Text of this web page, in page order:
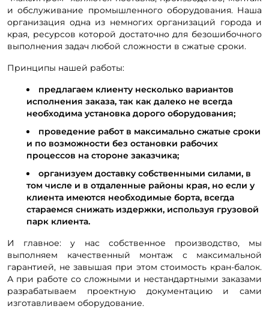
и обслуживание промышленного оборудования. Наша
организация одна из немногих организаций города и
края, ресурсов которой достаточно для безошибочного
выполнения задач любой сложности в сжатые сроки.
Принципы нашей работы:
предлагаем клиенту несколько вариантов
исполнения заказа, так как далеко не всегда
необходима установка дорого оборудования;
проведение работ в максимально сжатые сроки
и по возможности без остановки рабочих
процессов на стороне заказчика;
организуем доставку собственными силами, в
том числе и в отдаленные районы края, но если у
клиента имеются необходимые борта, всегда
стараемся снижать издержки, используя грузовой
парк клиента.
И главное: у нас собственное производство, мы
выполняем качественный монтаж с максимальной
гарантией, не завышая при этом стоимость кран-балок.
А при работе со сложными и нестандартными заказами
разрабатываем проектную документацию и сами
изготавливаем оборудование.